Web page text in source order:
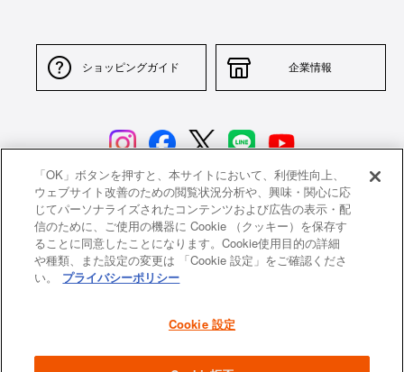
ショッピングガイド 企業情報
サイトポリシー 特定商取引法に基づく表示
並行輸入品について 個人情報保護方針
返品について
よくあるご質問 お問い合わせ
「OK」ボタンを押すと、本サイトにおいて、利便性向上、
ウェブサイト改善のための閲覧状況分析や、興味・関心に応
じてパーソナライズされたコンテンツおよび広告の表示・配
信のために、ご使用の機器に Cookie （クッキー）を保存す
ることに同意したことになります。Cookie使用目的の詳細
や種類、また設定の変更は 「Cookie 設定」をご確認くださ
い。
プライバシーポリシー
Cookie 設定